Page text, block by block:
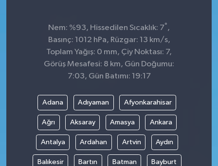
Nem: %93, Hissedilen Sıcaklık: 7° ,
Basınç: 1012 hPa, Rüzgar: 13 km/s,
Toplam Yağış: 0 mm, Çiy Noktası: 7,
Görüş Mesafesi: 8 km, Gün Doğumu:
7:03, Gün Batımı: 19:17
Adana Adıyaman Afyonkarahisar
Ağrı Aksaray Amasya Ankara
Antalya Ardahan Artvin Aydın
Balıkesir Bartın Batman Bayburt